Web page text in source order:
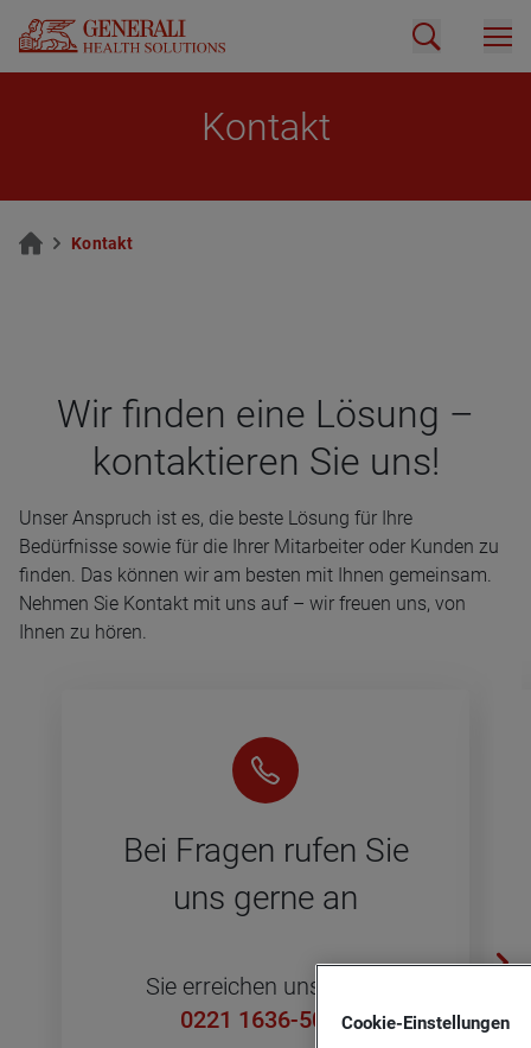
Kon­takt
Kon­takt
Wir fin­den eine Lösung –
kon­tak­tie­ren Sie uns!
Unser Anspruch ist es, die beste Lösung für Ihre
Bedürfnisse sowie für die Ihrer Mitarbeiter oder Kunden zu
finden. Das können wir am besten mit Ihnen gemeinsam.
Nehmen Sie Kontakt mit uns auf – wir freuen uns, von
Ihnen zu hören.
Bei Fra­gen rufen Sie
uns gerne an
Sie er­rei­chen uns unter
0221 1636-5000Cookie-­Einstellungen